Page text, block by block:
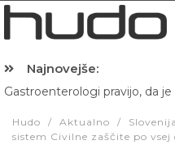
Najnovejše:
Gastroenterologi pravijo, da
Hudo / Aktualno / Slovenija
sistem Civilne zaščite po vsej